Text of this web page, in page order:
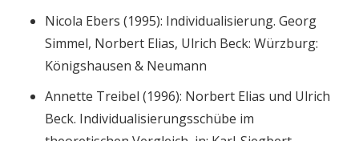
Nicola Ebers (1995): Individualisierung. Georg
Simmel, Norbert Elias, Ulrich Beck: Würzburg:
Königshausen & Neumann
Annette Treibel (1996): Norbert Elias und Ulrich
Beck. Individualisierungsschübe im